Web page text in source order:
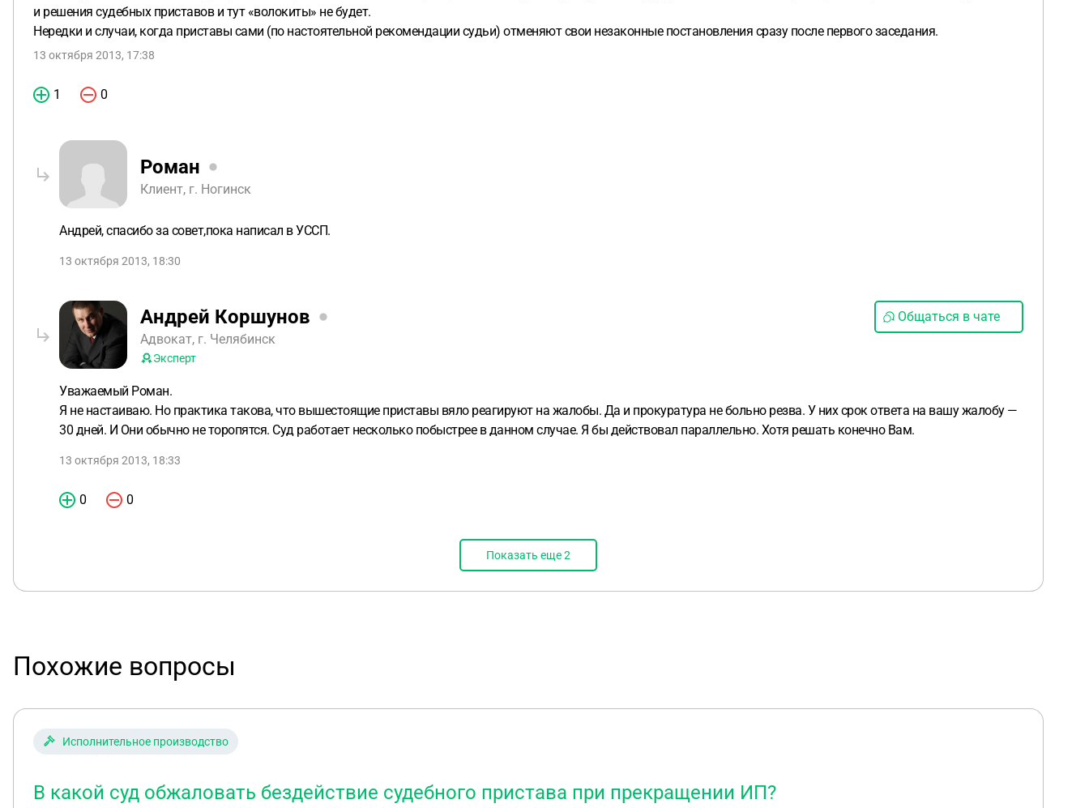
и решения судебных приставов и тут «волокиты» не будет.
Нередки и случаи, когда приставы сами (по настоятельной рекомендации судьи) отменяют свои незаконные постановления сразу после первого заседания.
13 октября 2013, 17:38
1 0
Роман
Клиент, г. Ногинск
Андрей, спасибо за совет,пока написал в УССП.
13 октября 2013, 18:30
Андрей Коршунов
Адвокат, г. Челябинск
Эксперт
Общаться в чате
Уважаемый Роман.
Я не настаиваю. Но практика такова, что вышестоящие приставы вяло реагируют на жалобы. Да и прокуратура не больно резва. У них срок ответа на вашу жалобу —
30 дней. И Они обычно не торопятся. Суд работает несколько побыстрее в данном случае. Я бы действовал параллельно. Хотя решать конечно Вам.
13 октября 2013, 18:33
0 0
Показать еще2
Похожие вопросы
Исполнительное производство
В какой суд обжаловать бездействие судебного пристава при прекращении ИП?